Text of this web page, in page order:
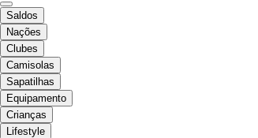
Saldos
Nações
Clubes
Camisolas
Sapatilhas
Equipamento
Crianças
Lifestyle